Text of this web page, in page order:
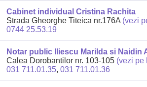
Cabinet individual Cristina Rachita
Strada Gheorghe Titeica nr.176A (vezi
0744 25.53.19
Notar public Iliescu Marilda si Naidin
Calea Dorobantilor nr. 103-105 (vezi pe
031 711.01.35,031 711.01.36